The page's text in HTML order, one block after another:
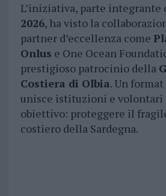
L’iniziativa, parte integrante
2026, ha visto la
partner d’eccellenza come
Onlus e One Ocean
prestigioso patrocinio della
Costiera di Olbia. Un
unisce istituzioni e volontari
obiettivo: proteggere il
costiero della Sardegna.